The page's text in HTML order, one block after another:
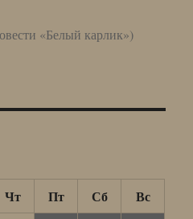
«Белый карлик»)
Чт Пт Сб
Вс